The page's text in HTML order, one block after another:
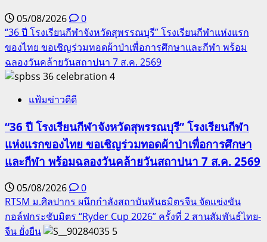
05/08/2026
0
“36 ปี โรงเรียนกีฬาจังหวัดสุพรรณบุรี” โรงเรียนกีฬาแห่งแรก
ของไทย ขอเชิญร่วมทอดผ้าป่าเพื่อการศึกษาและกีฬา พร้อม
ฉลองวันคล้ายวันสถาปนา 7 ส.ค. 2569
4
แฟ้มข่าวดีดี
“36 ปี โรงเรียนกีฬาจังหวัดสุพรรณบุรี” โรงเรียนกีฬา
แห่งแรกของไทย ขอเชิญร่วมทอดผ้าป่าเพื่อการศึกษา
และกีฬา พร้อมฉลองวันคล้ายวันสถาปนา 7 ส.ค. 2569
05/08/2026
0
RTSM ม.ศิลปากร ผนึกกำลังสถาบันพันธมิตรจีน จัดแข่งขัน
กอล์ฟกระชับมิตร “Ryder Cup 2026” ครั้งที่ 2 สานสัมพันธ์ไทย-
จีน ยั่งยืน
5